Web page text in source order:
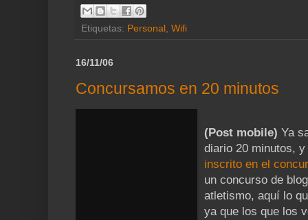
Etiquetas: Personal , Wifi
16/11/06
Concursamos en 20 minutos
(Post mobile) Ya
diario 20 minutos,
inscrito en el
un concurso de
atletismo, aquí lo
ya que los que los